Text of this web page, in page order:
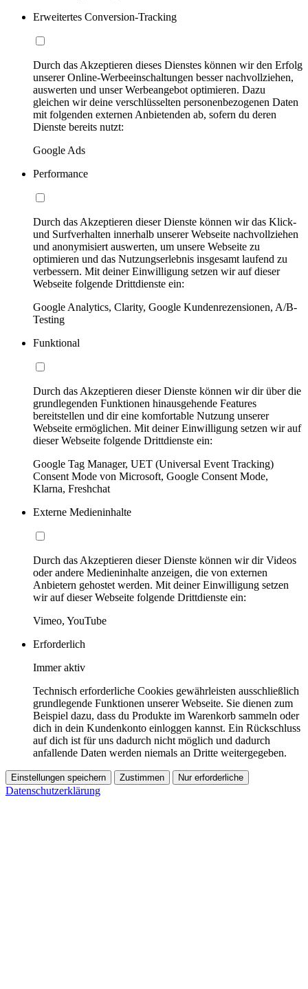
Erweitertes Conversion-Tracking
Durch das Akzeptieren dieses Dienstes können wir den Erfolg
unserer Online-Werbeeinschaltungen besser nachvollziehen,
auswerten und unser Werbeangebot optimieren. Dazu
gleichen wir deine verschlüsselten personenbezogenen Daten
mit folgenden externen Anbietenden ab, sofern du deren
Dienste bereits nutzt:
Google Ads
Performance
Durch das Akzeptieren dieser Dienste können wir das Klick-
und Surfverhalten innerhalb unserer Webseite nachvollziehen
und anonymisiert auswerten, um unsere Webseite zu
optimieren und das Nutzungserlebnis insgesamt laufend zu
verbessern. Mit deiner Einwilligung setzen wir auf dieser
Webseite folgende Drittdienste ein:
Google Analytics, Clarity, Google Kundenrezensionen, A/B-
Testing
Funktional
Durch das Akzeptieren dieser Dienste können wir dir über die
grundlegenden Funktionen hinausgehende Features
bereitstellen und dir eine komfortable Nutzung unserer
Webseite ermöglichen. Mit deiner Einwilligung setzen wir auf
dieser Webseite folgende Drittdienste ein:
Google Tag Manager, UET (Universal Event Tracking)
Consent Mode von Microsoft, Google Consent Mode,
Klarna, Freshchat
Externe Medieninhalte
Durch das Akzeptieren dieser Dienste können wir dir Videos
oder andere Medieninhalte anzeigen, die von externen
Anbietern gehostet werden. Mit deiner Einwilligung setzen
wir auf dieser Webseite folgende Drittdienste ein:
Vimeo, YouTube
Erforderlich
Immer aktiv
Technisch erforderliche Cookies gewährleisten ausschließlich
grundlegende Funktionen unserer Webseite. Sie dienen zum
Beispiel dazu, dass du Produkte im Warenkorb sammeln oder
dich in dein Kundenkonto einloggen kannst. Ein Rückschluss
auf dich ist für uns dadurch nicht möglich und dadurch
anfallende Daten werden niemals an Dritte weitergegeben.
Einstellungen speichern Zustimmen Nur erforderliche
Datenschutzerklärung